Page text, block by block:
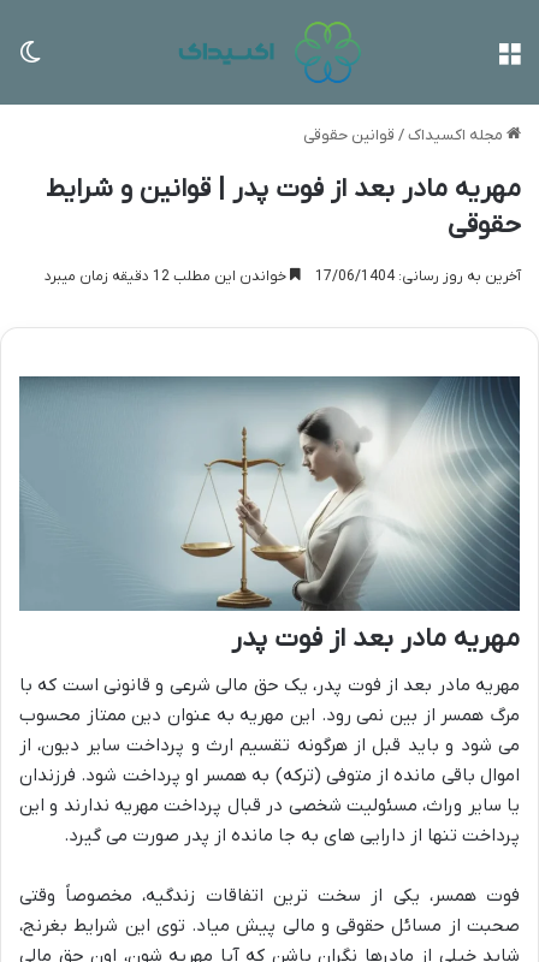
مجله اکسیداک/ قوانین حقوقی
مهریه مادر بعد از فوت پدر | قوانین و شرایط
حقوقی
آخرین به روز رسانی: 17/06/1404 خواندن این مطلب 12 دقیقه زمان میبرد
مهریه مادر بعد از فوت پدر
مهریه مادر بعد از فوت پدر، یک حق مالی شرعی و قانونی است که با
مرگ همسر از بین نمی رود. این مهریه به عنوان دین ممتاز محسوب
می شود و باید قبل از هرگونه تقسیم ارث و پرداخت سایر دیون، از
اموال باقی مانده از متوفی (ترکه) به همسر او پرداخت شود. فرزندان
یا سایر وراث، مسئولیت شخصی در قبال پرداخت مهریه ندارند و این
پرداخت تنها از دارایی های به جا مانده از پدر صورت می گیرد.
فوت همسر، یکی از سخت ترین اتفاقات زندگیه، مخصوصاً وقتی
صحبت از مسائل حقوقی و مالی پیش میاد. توی این شرایط بغرنج،
شاید خیلی از مادرها نگران باشن که آیا مهریه شون، اون حق مالی